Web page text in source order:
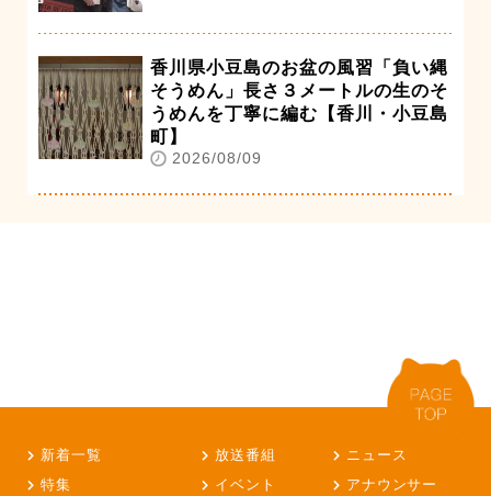
香川県小豆島のお盆の風習「負い縄
そうめん」長さ３メートルの生のそ
うめんを丁寧に編む【香川・小豆島
町】
2026/08/09
新着一覧 放送番組
ニュース
特集
イベント
アナウンサー